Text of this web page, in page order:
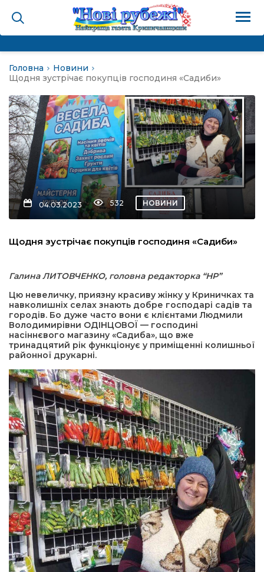
громада
редактора
Відповідаємо
Головна
Новини
Щодня зустрічає покупців господиня «Садиби»
04.03.2023 532 НОВИНИ
Щодня зустрічає покупців господиня «Садиби»
Галина ЛИТОВЧЕНКО, головна редакторка “НР”
Цю невеличку, приязну красиву жінку у Криничках та
навколишніх селах знають добре господарі садів та
городів. Бо дуже часто вони є клієнтами Людмили
Володимирівни ОДІНЦОВОЇ — господині
насіннєвого магазину «Садиба», що вже
тринадцятий рік функціонує у приміщенні колишньої
районної друкарні.